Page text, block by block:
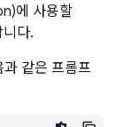
)에 사용할
다.
같은 프롬프